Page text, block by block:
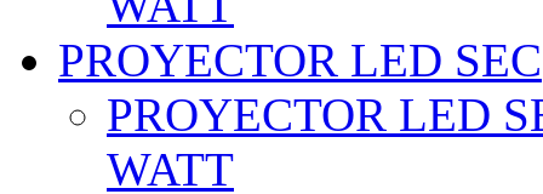
PROYECTOR LED SEC
PROYECTOR LED
WATT